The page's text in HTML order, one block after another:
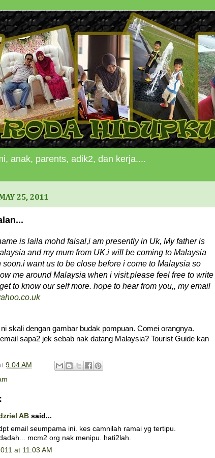
anak, parents, adik2, dan kerja....
25, 2011
is laila mohd faisal,i am presently in Uk, My father is
and my mum from UK,i will be coming to Malaysia
soon.i want us to be close before i come to Malaysia so
me around Malaysia when i visit.please feel free to write
to know our self more. hope to hear from you,, my email
skali dengan gambar budak pompuan. Comei orangnya.
sapa2 jek sebab nak datang Malaysia? Tourist Guide kan
9:04 AM
AB said...
email seumpama ini. kes camnilah ramai yg tertipu.
mcm2 org nak menipu. hati2lah.
at 11:03 AM